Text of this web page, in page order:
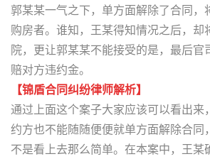
郭某某一气之下，单方面解除了合同，
购房者。谁知，王某得知情况之后，却
院，更让郭某某不能接受的是，最后官
赔对方违约金。
【锦盾合同纠纷律师解析】
通过上面这个案子大家应该可以看出来
约方也不能随随便便就单方面解除合同
不是看上去那么简单。在本案中，王某